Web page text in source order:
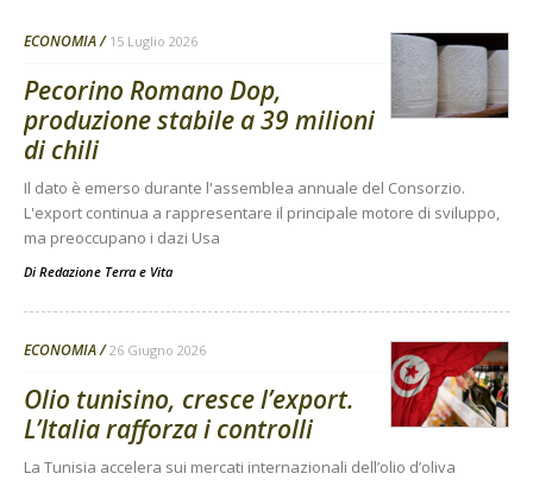
ECONOMIA 15 Luglio 2026
Pecorino Romano Dop,
produzione stabile a 39 milioni
di chili
Il dato è emerso durante l'assemblea annuale del Consorzio.
L'export continua a rappresentare il principale motore di sviluppo,
ma preoccupano i dazi Usa
Di Redazione Terra e Vita
ECONOMIA 26 Giugno 2026
Olio tunisino, cresce l’export.
L’Italia rafforza i controlli
La Tunisia accelera sui mercati internazionali dell’olio d’oliva